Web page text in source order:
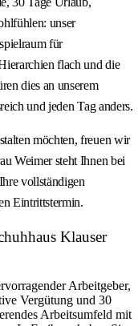
unser
für
flach und die
dies an unserem
und jeden Tag anders.
möchten, freuen wir
Weimer steht Ihnen bei
vollständigen
Eintrittstermin.
Klauser
Arbeitgeber,
Vergütung und 30
Arbeitsumfeld mit